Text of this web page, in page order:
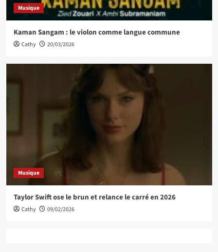
Musique
Kaman Sangam : le violon comme langue commune
Cathy 20/03/2026
Musique
Taylor Swift ose le brun et relance le carré en 2026
Cathy 09/02/2026